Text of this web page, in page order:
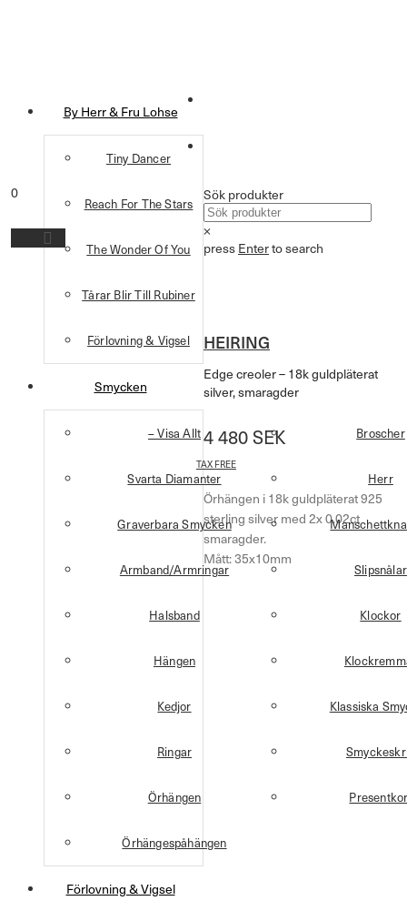
By Herr & Fru Lohse
Tiny Dancer
Reach For The Stars
The Wonder Of You
Tårar Blir Till Rubiner
Förlovning & Vigsel
Smycken
– Visa Allt
Svarta Diamanter
Graverbara Smycken
Armband/Armringar
Halsband
Hängen
Kedjor
Ringar
Örhängen
Örhängespåhängen
Broscher
Herr
Slipsnålar
Klockor
Klassiska
Förlovning & Vigsel
0 Sök produkter
×
press Enterto search
HEIRING
Edge creoler – 18k guldpläterat
silver, smaragder
4 480SEK
TAX FREE
Örhängen i 18k guldpläterat 925
sterling silver med 2x 0.02ct
smaragder.
Mått: 35x10mm